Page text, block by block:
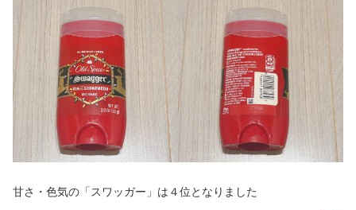
甘さ・色気の「スワッガー」は４位となりました